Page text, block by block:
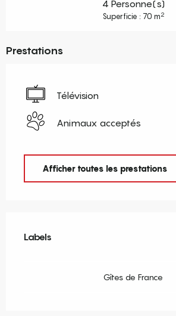
4 Personne(s)
Superficie : 70 m2
Prestations
Télévision
Animaux acceptés
Afficher toutes les prestations
Labels
Labels
Gîtes de France